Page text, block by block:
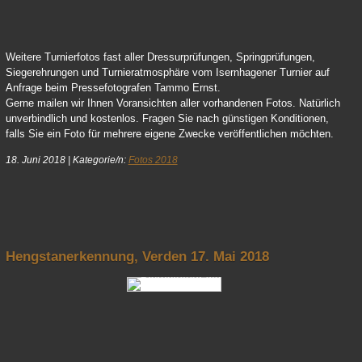
Dressur Isernhagen Pressefotos
Weitere Turnierfotos fast aller Dressurprüfungen, Springprüfungen,
Siegerehrungen und Turnieratmosphäre vom Isernhagener Turnier auf
Anfrage beim Pressefotografen Tammo Ernst.
Gerne mailen wir Ihnen Voransichten aller vorhandenen Fotos. Natürlich
unverbindlich und kostenlos. Fragen Sie nach günstigen Konditionen,
falls Sie ein Foto für mehrere eigene Zwecke veröffentlichen möchten.
18. Juni 2018| Kategorie/n: Fotos 2018
Hengstanerkennung, Verden 17. Mai 2018